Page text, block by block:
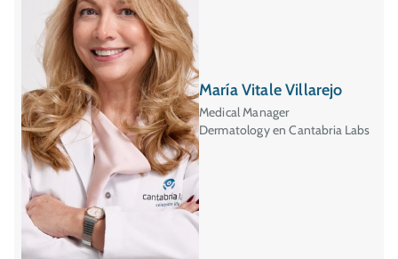
María Vitale Villarejo
Medical Manager
Dermatology en Cantabria Labs